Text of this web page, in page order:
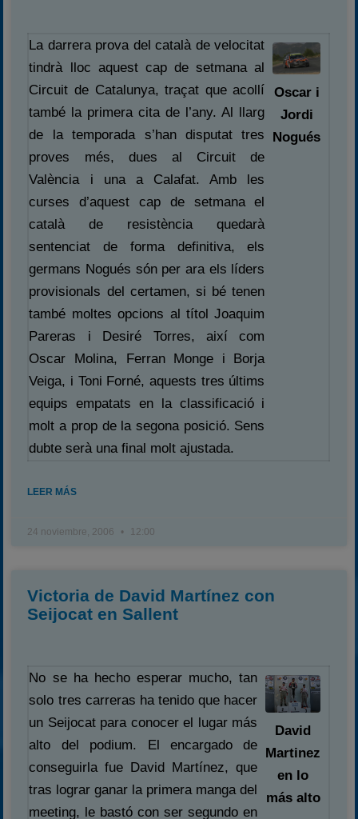
La darrera prova del català de velocitat
tindrà lloc aquest cap de setmana al
Circuit de Catalunya, traçat que acollí
també la primera cita de l’any. Al llarg
de la temporada s’han disputat tres
proves més, dues al Circuit de
València i una a Calafat. Amb les
curses d’aquest cap de setmana el
català de resistència quedarà
sentenciat de forma definitiva, els
germans Nogués són per ara els líders
provisionals del certamen, si bé tenen
també moltes opcions al títol Joaquim
Pareras i Desiré Torres, així com
Oscar Molina, Ferran Monge i Borja
Veiga, i Toni Forné, aquests tres últims
equips empatats en la classificació i
molt a prop de la segona posició. Sens
dubte serà una final molt ajustada.
Oscar i
Jordi
Nogués
LEER MÁS
24 noviembre, 2006 12:00
Victoria de David Martínez con
Seijocat en Sallent
No se ha hecho esperar mucho, tan
solo tres carreras ha tenido que hacer
un Seijocat para conocer el lugar más
alto del podium. El encargado de
conseguirla fue David Martínez, que
tras lograr ganar la primera manga del
meeting, le bastó con ser segundo en
David
Martinez
en lo
más alto